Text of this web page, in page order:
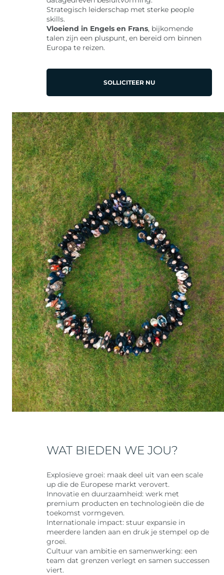
Strategisch leiderschap met sterke people
skills.
Vloeiend in Engels en Frans, bijkomende
talen zijn een pluspunt, en bereid om binnen
Europa te reizen.
SOLLICITEER NU
WAT BIEDEN WE JOU?
Explosieve groei: maak deel uit van een scale
up die de Europese markt verovert.
Innovatie en duurzaamheid: werk met
premium producten en technologieën die de
toekomst vormgeven.
Internationale impact: stuur expansie in
meerdere landen aan en druk je stempel op de
groei.
Cultuur van ambitie en samenwerking: een
team dat grenzen verlegt en samen successen
viert.